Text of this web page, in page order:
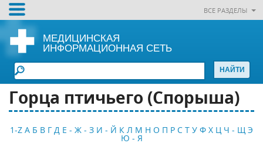
ВСЕ РАЗДЕЛЫ
МЕДИЦИНСКАЯ
ИНФОРМАЦИОННАЯ СЕТЬ
Горца птичьего (Спорыша)
1-Z А Б В Г Д Е - Ж - З И - Й К Л М Н О П Р С Т У Ф Х Ц Ч - Щ Э
Ю - Я